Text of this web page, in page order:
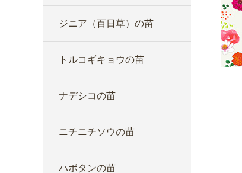
ジニア（百日草）の苗
トルコギキョウの苗
ナデシコの苗
ニチニチソウの苗
ハボタンの苗